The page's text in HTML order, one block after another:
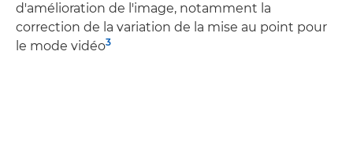
d'amélioration de l'image, notamment la
correction de la variation de la mise au point pour
le mode vidéo3